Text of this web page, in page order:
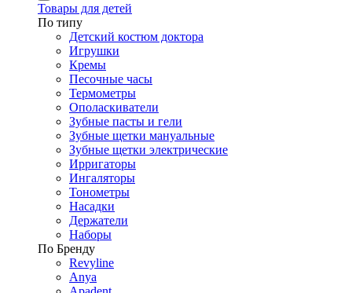
Товары для детей
По типу
Детский костюм доктора
Игрушки
Кремы
Песочные часы
Термометры
Ополаскиватели
Зубные пасты и гели
Зубные щетки мануальные
Зубные щетки электрические
Ирригаторы
Ингаляторы
Тонометры
Насадки
Держатели
Наборы
По Бренду
Revyline
Anya